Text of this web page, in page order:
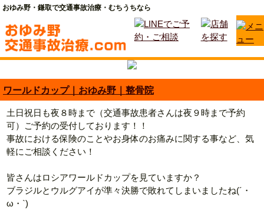
おゆみ野・鎌取で交通事故治療・むちうちなら
ワールドカップ｜おゆみ野｜整骨院
土日祝日も夜８時まで（交通事故患者さんは夜９時まで予約
可）ご予約の受付しております！！
事故における保険のことやお身体のお痛みに関する事など、気
軽にご相談ください！
皆さんはロシアワールドカップを見ていますか？
ブラジルとウルグアイが準々決勝で敗れてしまいましたね(´・
ω・`)